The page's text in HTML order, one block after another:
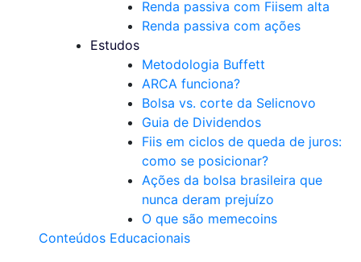
Renda passiva com Fiisem alta
Renda passiva com ações
Estudos
Metodologia Buffett
ARCA funciona?
Bolsa vs. corte da Selicnovo
Guia de Dividendos
Fiis em ciclos de queda de juros:
como se posicionar?
Ações da bolsa brasileira que
nunca deram prejuízo
O que são memecoins
Conteúdos Educacionais